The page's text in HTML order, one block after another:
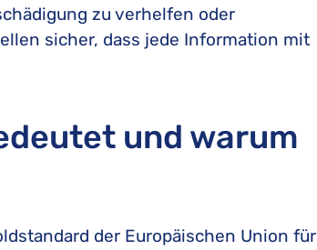
zu verhelfen oder
sicher, dass jede Information mit
und warum
der Europäischen Union für